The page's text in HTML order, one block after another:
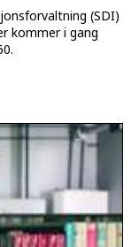
(SDI)
kommer i gang